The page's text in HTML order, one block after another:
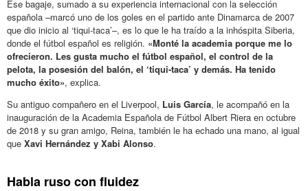
Ese bagaje, sumado a su experiencia internacional con la selección
española –marcó uno de los goles en el partido ante Dinamarca de 2007
que dio inicio al ‘tiqui-taca’–, es lo que le ha traído a la inhóspita Siberia,
donde el fútbol español es religión. «Monté la academia porque me lo
ofrecieron. Les gusta mucho el fútbol español, el control de la
pelota, la posesión del balón, el ‘tiqui-taca’ y demás. Ha tenido
mucho éxito», explica.
Su antiguo compañero en el Liverpool, Luis García, le acompañó en la
inauguración de la Academia Española de Fútbol Albert Riera en octubre
de 2018 y su gran amigo, Reina, también le ha echado una mano, al igual
que Xavi Hernández y Xabi Alonso.
Habla ruso con fluidez